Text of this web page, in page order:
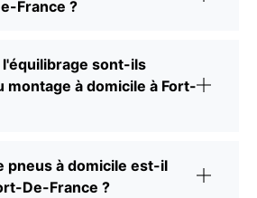
France ?
l'équilibrage sont-ils
montage à domicile à Fort-
pneus à domicile est-il
De-France ?